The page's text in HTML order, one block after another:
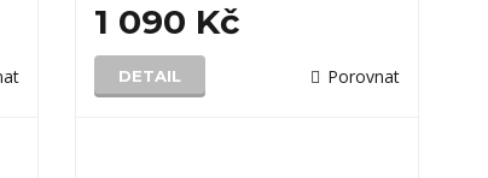
1 090 Kč
DETAIL Porovnat